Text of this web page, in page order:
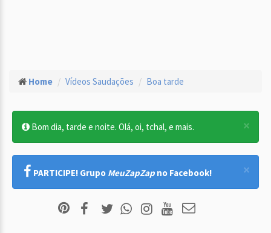
Home Vídeos Saudações Boa tarde
×
Bom dia, tarde e noite. Olá, oi, tchal, e mais.
×
PARTICIPE! Grupo MeuZapZap no Facebook!